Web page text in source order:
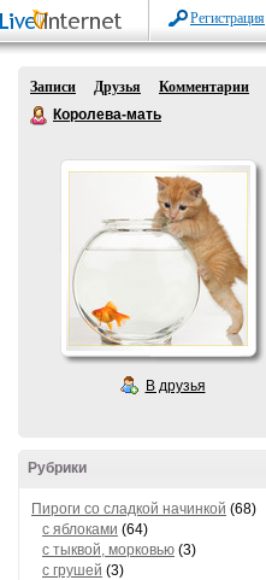
Регистрация
Записи Друзья
Комментарии
Королева-мать
В друзья
Рубрики
Пироги со сладкой начинкой (68)
с яблоками (64)
с тыквой, морковью (3)
с грушей (3)